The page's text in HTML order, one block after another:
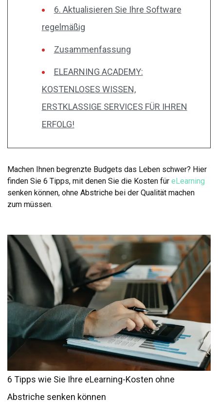
6. Aktualisieren Sie Ihre Software
regelmäßig
Zusammenfassung
ELEARNING ACADEMY:
KOSTENLOSES WISSEN,
ERSTKLASSIGE SERVICES FÜR IHREN
ERFOLG!
Machen Ihnen begrenzte Budgets das Leben schwer? Hier
finden Sie 6 Tipps, mit denen Sie die Kosten für eLearning
senken können, ohne Abstriche bei der Qualität machen
zum müssen.
6 Tipps wie Sie Ihre eLearning-Kosten ohne
Abstriche senken können